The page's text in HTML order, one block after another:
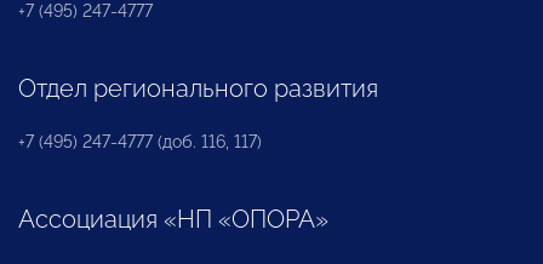
+7 (495) 247-4777
Отдел регионального развития
+7 (495) 247-4777 (доб. 116, 117)
Ассоциация «НП «ОПОРА»